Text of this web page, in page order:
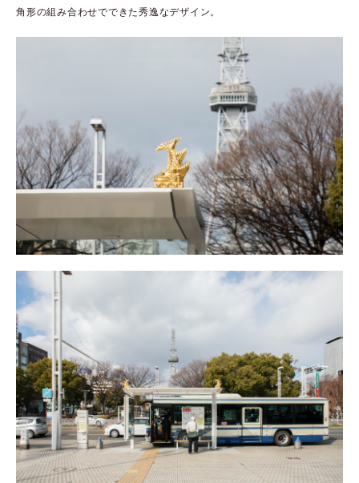
角形の組み合わせでできた秀逸なデザイン。